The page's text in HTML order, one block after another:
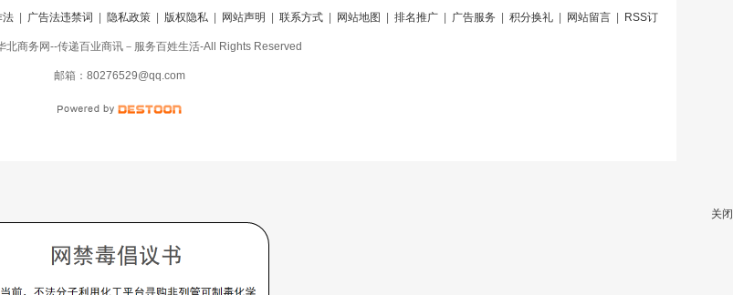
法| 广告法违禁词 隐私政策| 版权隐私| 网站声明 联系方式| 网站地图 排名推广| 广告服务 积分换礼| 网站留言| RSS订
|冀ICP备16010583号-5 |冀公网安备13098402000099号
北商务网--传递百业商讯－服务百姓生活-All Rights Reserved
邮箱：80276529@qq.com
关闭